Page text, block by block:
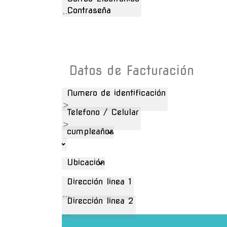
Contraseña
Datos de Facturación
Numero de identificación
Telefono / Celular
cumpleaños
Ubicación
Dirección linea 1
Dirección linea 2